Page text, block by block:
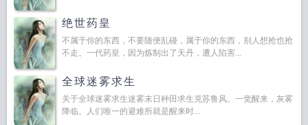
绝世药皇
不属于你的东西，不要随便乱碰，属于你的东西，别人想抢也抢
不走。一代药皇，因为炼制出了天丹，遭人陷害...
全球迷雾求生
关于全球迷雾求生迷雾末日种田求生克苏鲁风。一觉醒来，灰雾
降临。人们唯一的避难所就是醒来时...